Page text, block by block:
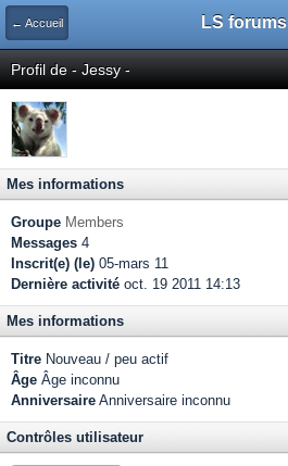
← Accueil LS forums
Profil de - Jessy -
Mes informations
Groupe Members
Messages 4
Inscrit(e) (le) 05-mars 11
Dernière activité oct. 19 2011 14:13
Mes informations
Titre Nouveau / peu actif
Âge Âge inconnu
Anniversaire Anniversaire inconnu
Contrôles utilisateur